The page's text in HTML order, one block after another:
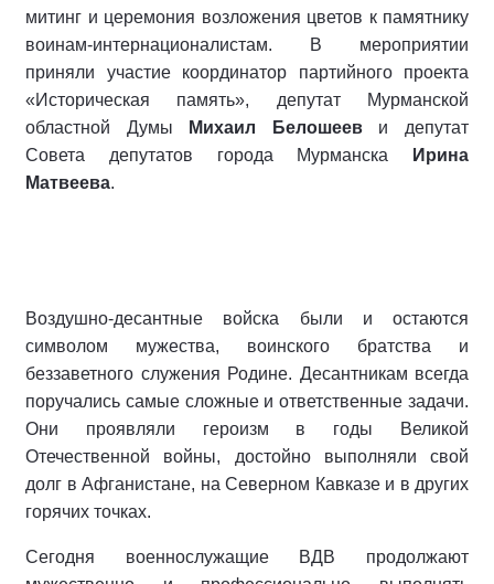
митинг и церемония возложения цветов к памятнику
воинам-интернационалистам. В мероприятии
приняли участие координатор партийного проекта
«Историческая память», депутат Мурманской
областной Думы
Михаил Белошееви депутат
Совета депутатов города Мурманска
Ирина
Матвеева.
Воздушно-десантные войска были и остаются
символом мужества, воинского братства и
беззаветного служения Родине. Десантникам всегда
поручались самые сложные и ответственные задачи.
Они проявляли героизм в годы Великой
Отечественной войны, достойно выполняли свой
долг в Афганистане, на Северном Кавказе и в других
горячих точках.
Сегодня военнослужащие ВДВ продолжают